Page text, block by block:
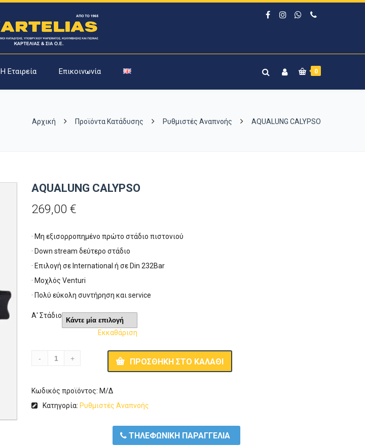
0
Η Εταιρεία Επικοινωνία
Αρχική Προϊόντα Κατάδυσης Ρυθμιστές Αναπνοής AQUALUNG CALYPSO
AQUALUNG CALYPSO
269,00€
· Μη εξισορροπημένο πρώτο στάδιο πιστονιού
· Down stream δεύτερο στάδιο
· Eπιλογή σε International ή σε Din 232Bar
· Μοχλός Venturi
· Πολύ εύκολη συντήρηση και service
Α' Στάδιο
Εκκαθάριση
ΠΡΟΣΘΉΚΗ ΣΤΟ ΚΑΛΆΘΙ
Κωδικός προϊόντος: Μ/Δ
Κατηγορία: Ρυθμιστές Αναπνοής
ΤΗΛΕΦΩΝΙΚΗ ΠΑΡΑΓΓΕΛΙΑ